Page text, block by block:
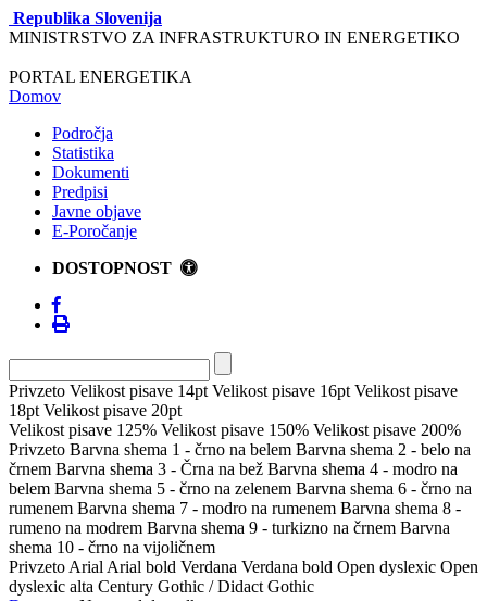
Republika Slovenija
MINISTRSTVO ZA INFRASTRUKTURO IN ENERGETIKO
PORTAL ENERGETIKA
Domov
Področja
Statistika
Dokumenti
Predpisi
Javne objave
E-Poročanje
DOSTOPNOST
Privzeto Velikost pisave 14pt Velikost pisave 16pt Velikost pisave
18pt Velikost pisave 20pt
Velikost pisave 125% Velikost pisave 150% Velikost pisave 200%
Privzeto Barvna shema 1 - črno na belem Barvna shema 2 - belo na
črnem Barvna shema 3 - Črna na bež Barvna shema 4 - modro na
belem Barvna shema 5 - črno na zelenem Barvna shema 6 - črno na
rumenem Barvna shema 7 - modro na rumenem Barvna shema 8 -
rumeno na modrem Barvna shema 9 - turkizno na črnem Barvna
shema 10 - črno na vijoličnem
Privzeto Arial Arial bold Verdana Verdana bold Open dyslexic Open
dyslexic alta Century Gothic / Didact Gothic